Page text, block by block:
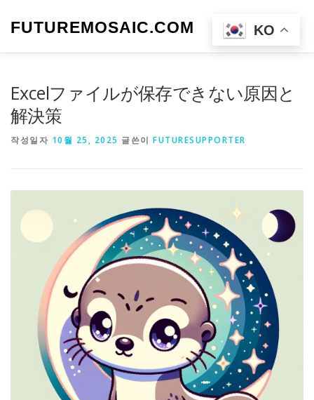
FUTUREMOSAIC.COM 메뉴
Excelファイルが保存できない原因と
解決策
작성일자 10월 25, 2025 글쓴이 FUTURESUPPORTER
KO